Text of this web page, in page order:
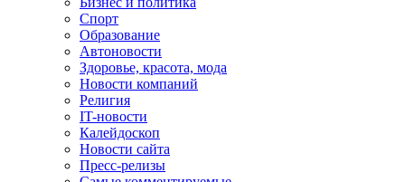
Спорт
Образование
Автоновости
Здоровье, красота, мода
Новости компаний
Религия
IT-новости
Калейдоскоп
Новости сайта
Пресс-релизы